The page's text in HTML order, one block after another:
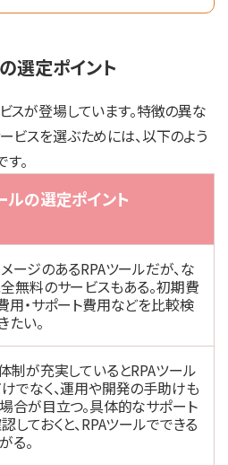
選定ポイント
スが登場しています。特徴の異な
ビスを選ぶためには、以下のよう
。
ルの選定ポイント
ージのあるRPAツールだが、な
無料のサービスもある。初期費
用・サポート費用などを比較検
たい。
制が充実しているとRPAツール
でなく、運用や開発の手助けも
合が目立つ。具体的なサポート
しておくと、RPAツールでできる
る。